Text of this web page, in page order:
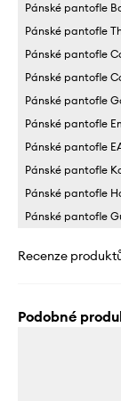
Pánské pantofle
Pánské pantofle
Pánské pantofle
Pánské pantofle
Pánské pantofle
Pánské pantofle
Pánské pantofle
Pánské pantofle
Pánské pantofle
Pánské pantofle
Recenze
Podobné